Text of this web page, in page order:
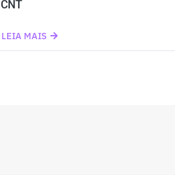
CNT
LEIA MAIS